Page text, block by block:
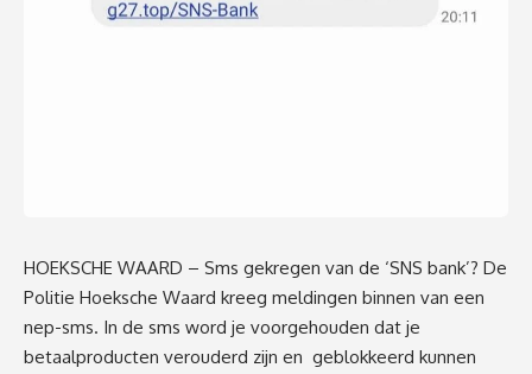
HOEKSCHE WAARD – Sms gekregen van de ‘SNS bank’? De
Politie Hoeksche Waard kreeg meldingen binnen van een
nep-sms. In de sms word je voorgehouden dat je
betaalproducten verouderd zijn en geblokkeerd kunnen